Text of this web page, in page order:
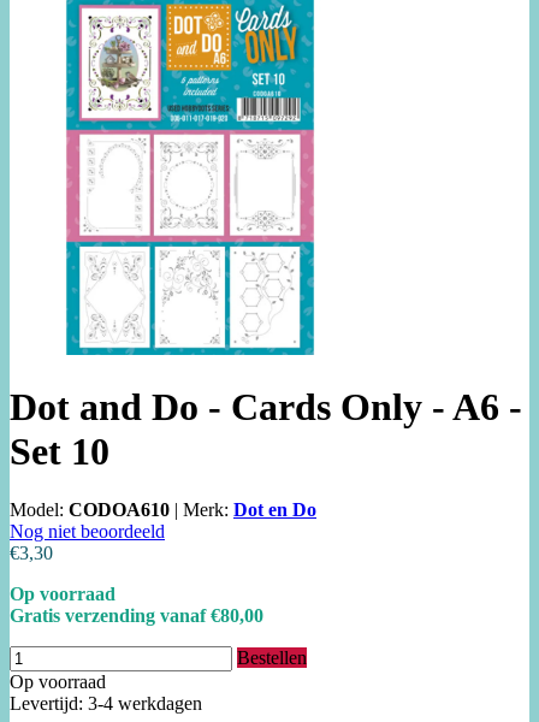
Dot and Do - Cards Only - A6 -
Set 10
Model: CODOA610 | Merk: Dot en Do
Nog niet beoordeeld
€3,30
Op voorraad
Gratis verzending vanaf €80,00
Bestellen
Op voorraad
Levertijd: 3-4 werkdagen